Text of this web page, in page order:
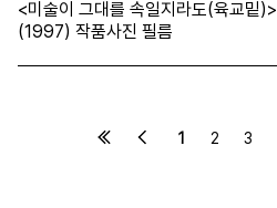
<미술이 그대를 속일지라도(육교밑)>
(1997) 작품사진 필름
1 2 3